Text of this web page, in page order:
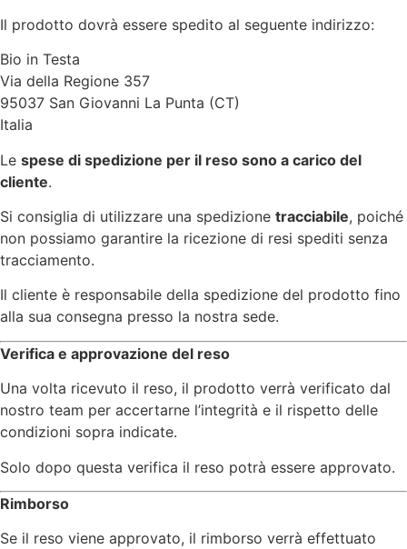
Il prodotto dovrà essere spedito al seguente indirizzo:
Bio in Testa
Via della Regione 357
95037 San Giovanni La Punta (CT)
Italia
Le spese di spedizione per il reso sono a carico del
cliente.
Si consiglia di utilizzare una spedizione tracciabile, poiché
non possiamo garantire la ricezione di resi spediti senza
tracciamento.
Il cliente è responsabile della spedizione del prodotto fino
alla sua consegna presso la nostra sede.
Verifica e approvazione del reso
Una volta ricevuto il reso, il prodotto verrà verificato dal
nostro team per accertarne l’integrità e il rispetto delle
condizioni sopra indicate.
Solo dopo questa verifica il reso potrà essere approvato.
Rimborso
Se il reso viene approvato, il rimborso verrà effettuato